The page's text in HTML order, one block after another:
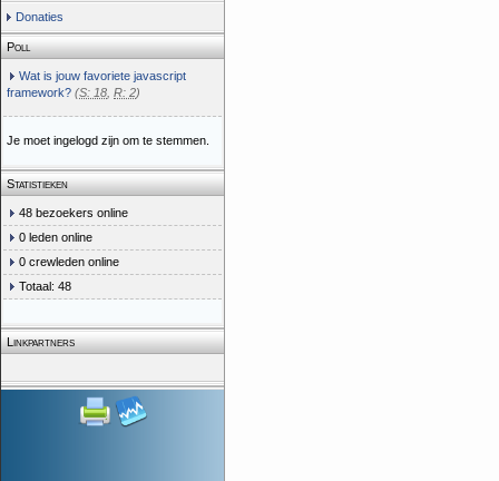
Donaties
Poll
Wat is jouw favoriete javascript
framework? (S: 18 R: 2)
Je moet ingelogd zijn om te stemmen.
Statistieken
48 bezoekers online
0 leden online
0 crewleden online
Totaal: 48
Linkpartners